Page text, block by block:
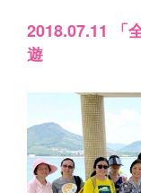
2018.07.11 「
遊